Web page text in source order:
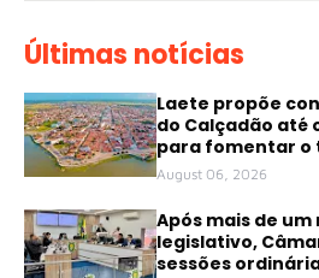
Últimas notícias
Laete propõe
do Calçadão até
para fomentar o
August 06, 2026
Após mais de
legislativo,
sessões